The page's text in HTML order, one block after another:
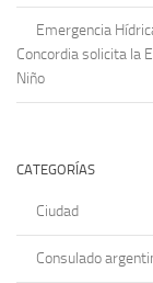
Emergencia
Concordia solicita la
Niño
CATEGORÍAS
Ciudad
Consulado